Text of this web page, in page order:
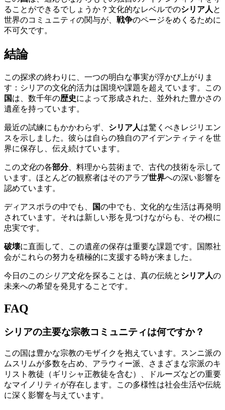
ることができるでしょうか？文化的なレベルでのシリア人 と
世界のコミュニティの関与が、 戦争のページをめくるために
不可欠です。
結論
この探求の終わりに、一つの明白な事実が浮かび上がりま
す：シリアの文化的活力は国境や課題を超えています。この
国は、数千年の歴史によって形成された、並外れた豊かさの
遺産を持っています。
最近の試練にもかかわらず、 シリア人は驚くべきレジリエン
スを示しました。彼らは自らの独自のアイデンティティを世
界に保存し、伝え続けています。
この文化の各部分、料理から芸術まで、古代の技術を示して
います。ほとんどの観察者はそのアラブ世界への深い影響を
認めています。
ディアスポラの中でも、 国の中でも、文化的な生活は再発明
されています。それは新しい形を見つけながらも、その根に
忠実です。
破壊に直面して、この遺産の保存は重要な課題です。国際社
会がこれらの努力を積極的に支援する時が来ました。
今日のこのシリア文化を探ることは、真の伝統と シリア人の
未来への希望を発見することです。
FAQ
シリアの主要な宗教コミュニティは何ですか？
この国は豊かな宗教のモザイクを抱えています。スンニ派の
ムスリムが多数を占め、アラウィー派、さまざまな宗派のキ
リスト教徒（ギリシャ正教徒を含む）、ドルーズなどの重要
なマイノリティが存在します。この多様性は社会生活や伝統
に深く影響を与えています。